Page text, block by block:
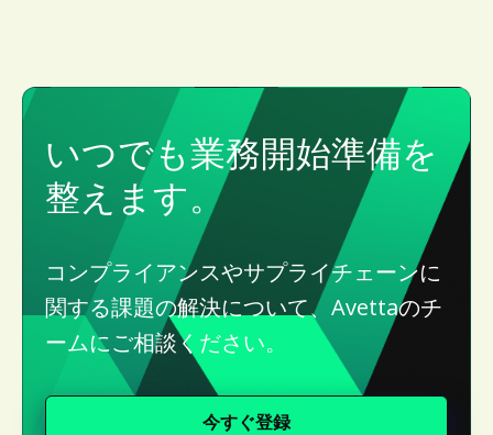
いつでも業務開始準備を
整えます。
コンプライアンスやサプライチェーンに
関する課題の解決について、Avettaのチ
ームにご相談ください。
今すぐ登録